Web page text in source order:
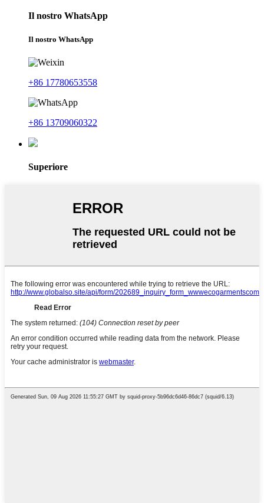
Il nostro WhatsApp
Il nostro WhatsApp
+86 17780653558
+86 13709060322
Superiore